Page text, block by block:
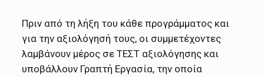
Πριν από τη λήξη του κάθε προγράμματος και
για την αξιολόγησή τους, οι συμμετέχοντες
λαμβάνουν μέρος σε ΤΕΣΤ αξιολόγησης και
υποβάλλουν Γραπτή Εργασία, την οποία